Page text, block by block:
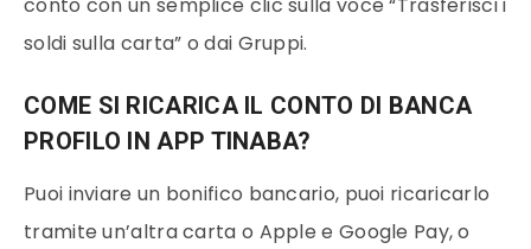
soldi sulla carta” o dai Gruppi.
COME SI RICARICA IL CONTO DI BANCA
PROFILO IN APP TINABA?
Puoi inviare un bonifico bancario, puoi ricaricarlo
tramite un’altra carta o Apple e Google Pay, o